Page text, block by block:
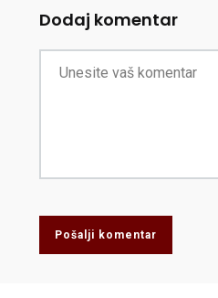
Dodaj komentar
Pošalji komentar